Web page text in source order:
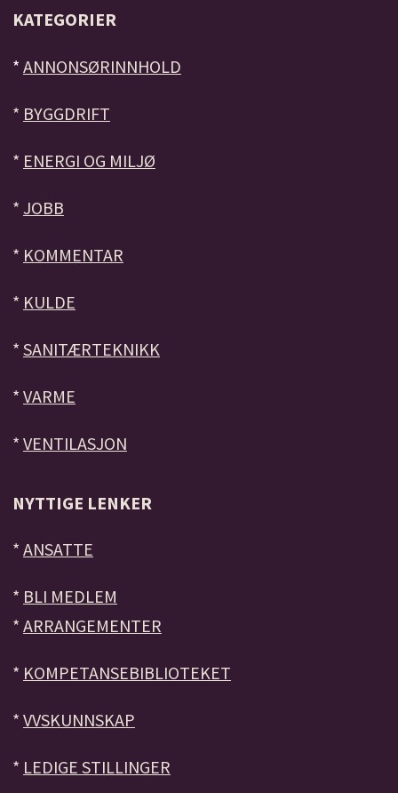
KATEGORIER
* ANNONSØRINNHOLD
* BYGGDRIFT
* ENERGI OG MILJØ
* JOBB
* KOMMENTAR
* KULDE
* SANITÆRTEKNIKK
* VARME
* VENTILASJON
NYTTIGE LENKER
* ANSATTE
* BLI MEDLEM
* ARRANGEMENTER
* KOMPETANSEBIBLIOTEKET
* VVSKUNNSKAP
* LEDIGE STILLINGER